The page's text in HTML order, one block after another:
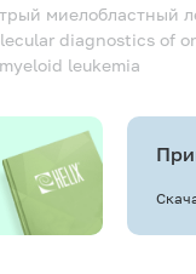
миелобластный
diagnostics of
leukemia